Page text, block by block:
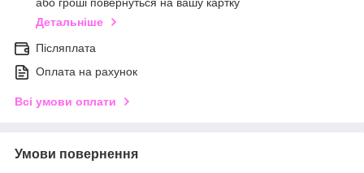
Детальніше
Післяплата
Оплата на рахунок
Всі умови оплати
Умови повернення